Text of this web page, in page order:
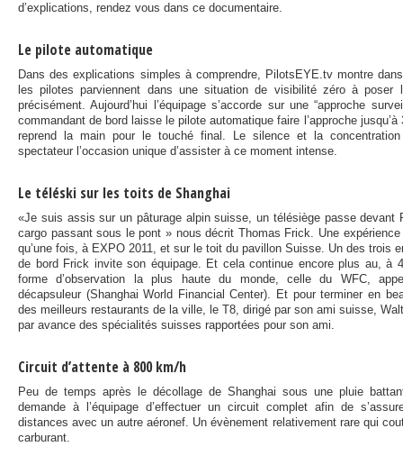
d’explications, rendez vous dans ce documentaire.
Le pilote automatique
Dans des explications simples à comprendre, PilotsEYE.tv montre
les pilotes parviennent dans une situation de visibilité zéro à poser
précisément. Aujourd’hui l’équipage s’accorde sur une “approche
commandant de bord laisse le pilote automatique faire l’approche
reprend la main pour le touché final. Le silence et la
spectateur l’occasion unique d’assister à ce moment intense.
Le téléski sur les toits de Shanghai
«Je suis assis sur un pâturage alpin suisse, un télésiège passe devant
cargo passant sous le pont » nous décrit Thomas Frick. Une expérience
qu’une fois, à EXPO 2011, et sur le toit du pavillon Suisse. Un des trois
de bord Frick invite son équipage. Et cela continue encore plus au, à
forme d’observation la plus haute du monde, celle du WFC,
décapsuleur (Shanghai World Financial Center). Et pour terminer en
des meilleurs restaurants de la ville, le T8, dirigé par son ami suisse,
par avance des spécialités suisses rapportées pour son ami.
Circuit d’attente à 800 km/h
Peu de temps après le décollage de Shanghai sous une pluie
demande à l’équipage d’effectuer un circuit complet afin de
distances avec un autre aéronef. Un évènement relativement rare qui
carburant.